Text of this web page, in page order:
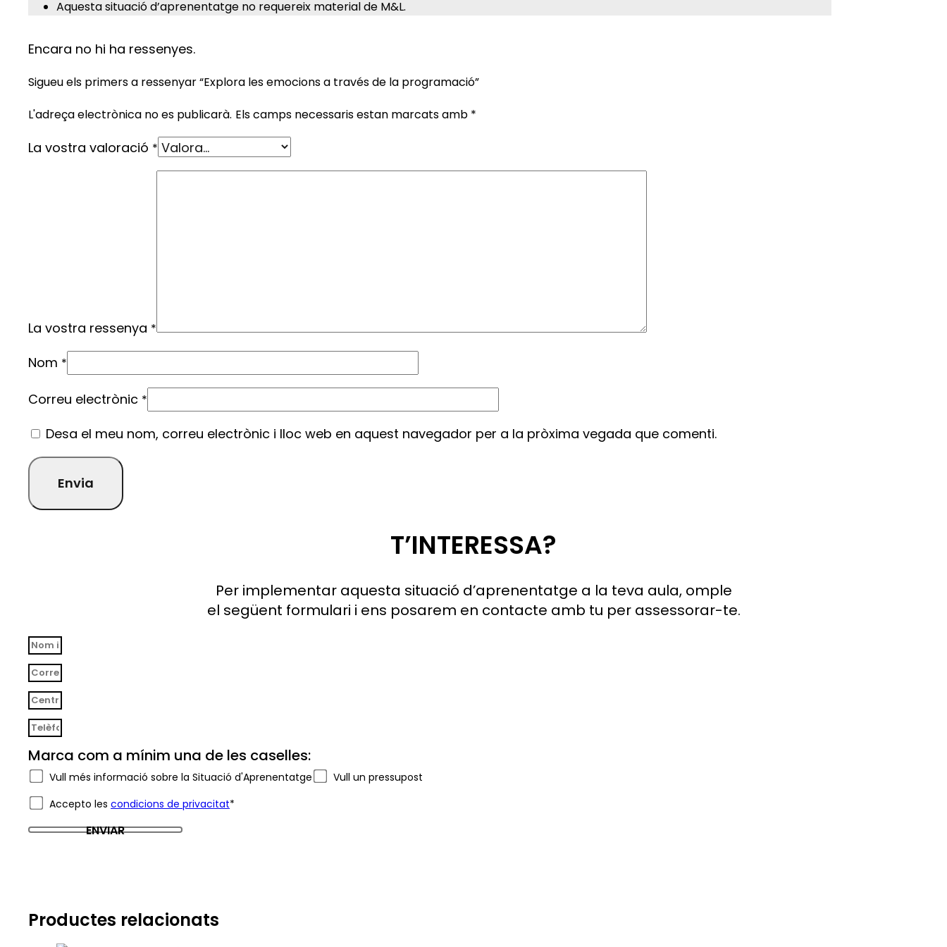
Aquesta situació d’aprenentatge no requereix material de M&L.
Encara no hi ha ressenyes.
Sigueu els primers a ressenyar “Explora les emocions a través de la programació”
L'adreça electrònica no es publicarà. Els camps necessaris estan marcats amb *
La vostra valoració *
La vostra ressenya *
Nom *
Correu electrònic *
Desa el meu nom, correu electrònic i lloc web en aquest navegador per a la pròxima vegada que comenti.
T’INTERESSA?
Per implementar aquesta situació d’aprenentatge a la teva aula, omple
el següent formulari i ens posarem en contacte amb tu per assessorar-te.
Marca com a mínim una de les caselles:
Vull més informació sobre la Situació d'Aprenentatge
Vull un pressupost
Accepto les condicions de privacitat*
ENVIAR
Productes relacionats